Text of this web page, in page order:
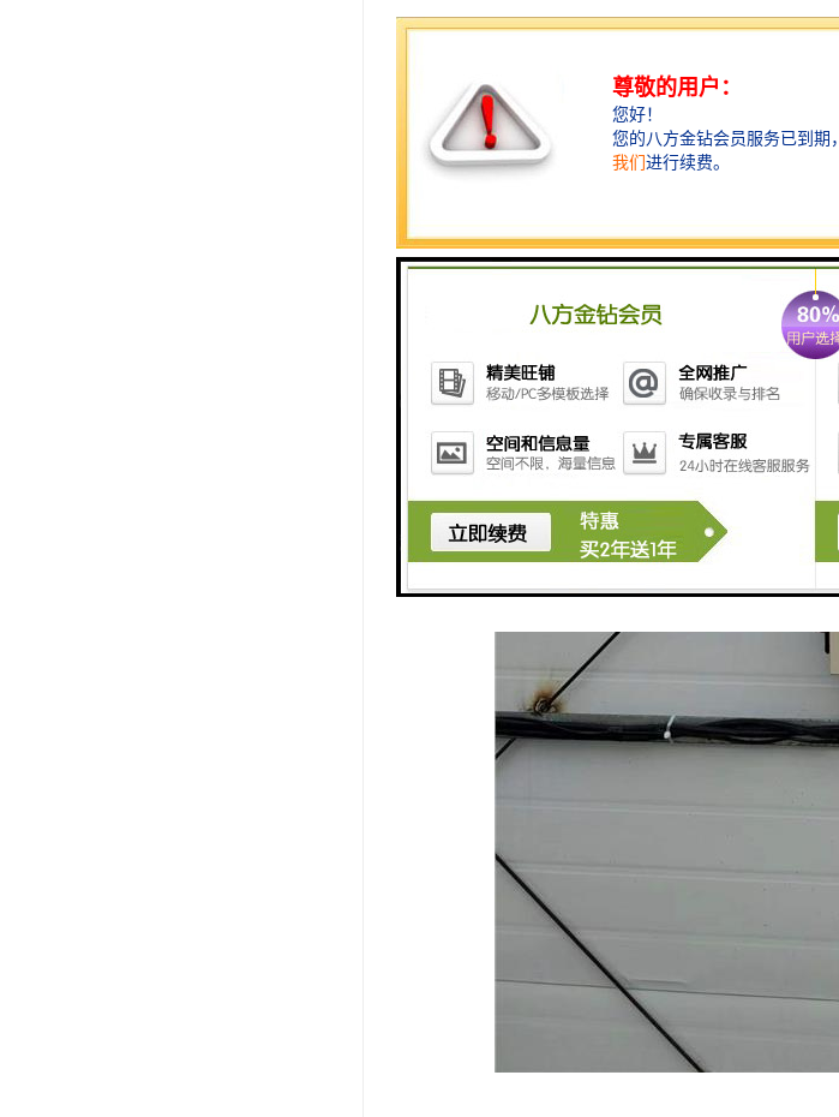
5. 灭火功能：系统可以在检测到火灾时自动启动喷
7. 自动化控制：系统可以根据预设的条件和参数自
8. 远程监控和管理：系统可以通过互联网实现远程